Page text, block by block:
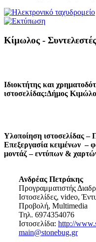
Κίμωλος -
Ιδιοκτήτης και
ιστοσελίδας:Δήμος
Υλοποίηση ιστοσελίδας –
Επεξεργασία κειμένων –
μοντάζ – εντύπων &
Ανδρέας Πετράκης
Προγραμματιστής
Ιστοσελίδες, video,
Προβολή, Multimedia
Τηλ. 6974354076
Ιστοσελίδα: http://
main@stonebug.gr